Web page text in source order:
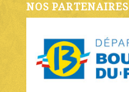
NOS PARTENAIRES